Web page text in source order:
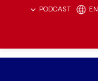
PODCAST EN